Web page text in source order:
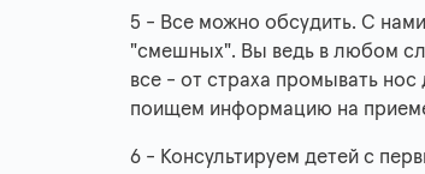
5 - Все можно обсудить. С
"смешных". Вы ведь в любом
все - от страха промывать
поищем информацию на
6 - Консультируем детей с